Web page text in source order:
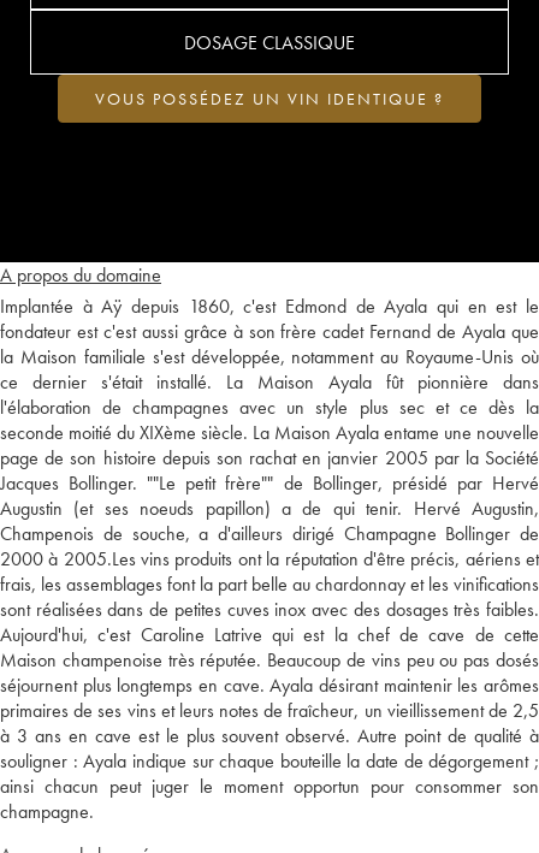
A propos du domaine
Implantée à Aÿ depuis 1860, c'est Edmond de Ayala qui en est le
fondateur est c'est aussi grâce à son frère cadet Fernand de Ayala que
la Maison familiale s'est développée, notamment au Royaume-Unis où
ce dernier s'était installé. La Maison Ayala fût pionnière dans
l'élaboration de champagnes avec un style plus sec et ce dès la
seconde moitié du XIXème siècle. La Maison Ayala entame une nouvelle
page de son histoire depuis son rachat en janvier 2005 par la Société
Jacques Bollinger. ""Le petit frère"" de Bollinger, présidé par Hervé
Augustin (et ses noeuds papillon) a de qui tenir. Hervé Augustin,
Champenois de souche, a d'ailleurs dirigé Champagne Bollinger de
2000 à 2005.Les vins produits ont la réputation d'être précis, aériens et
frais, les assemblages font la part belle au chardonnay et les vinifications
sont réalisées dans de petites cuves inox avec des dosages très faibles.
Aujourd'hui, c'est Caroline Latrive qui est la chef de cave de cette
Maison champenoise très réputée. Beaucoup de vins peu ou pas dosés
séjournent plus longtemps en cave. Ayala désirant maintenir les arômes
primaires de ses vins et leurs notes de fraîcheur, un vieillissement de 2,5
à 3 ans en cave est le plus souvent observé. Autre point de qualité à
souligner : Ayala indique sur chaque bouteille la date de dégorgement ;
ainsi chacun peut juger le moment opportun pour consommer son
champagne.
DOSAGE CLASSIQUE
VOUS POSSÉDEZ UN VIN IDENTIQUE ?